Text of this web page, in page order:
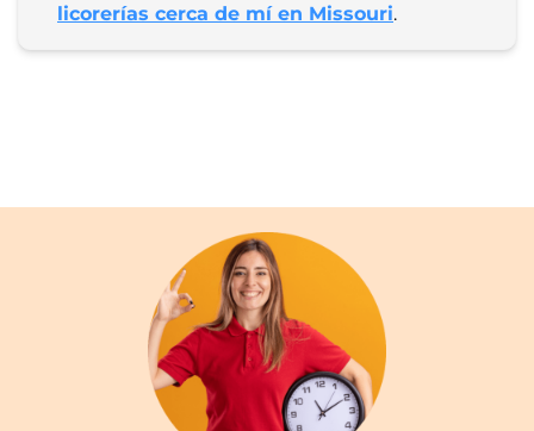
licorerías cerca de mí en Missouri.